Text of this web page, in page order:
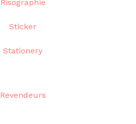
Risographie
Sticker
Stationery
Revendeurs